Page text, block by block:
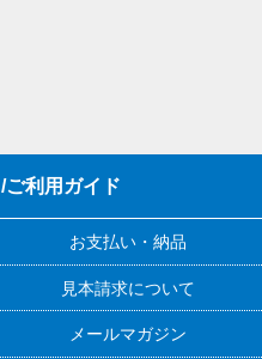
ご利用ガイド
お支払い・納品
見本請求について
メールマガジン